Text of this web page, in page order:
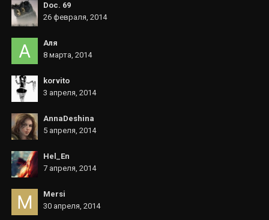
Doc. 69
26 февраля, 2014
Аля
8 марта, 2014
korvito
3 апреля, 2014
AnnaDeshina
5 апреля, 2014
Hel_En
7 апреля, 2014
Mersi
30 апреля, 2014